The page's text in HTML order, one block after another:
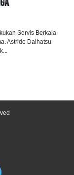
Servis Berkala
Astrido Daihatsu